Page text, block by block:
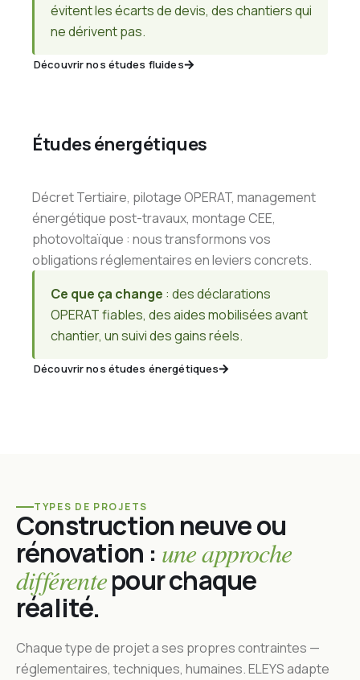
évitent les écarts de devis, des chantiers qui
ne dérivent pas.
Découvrir nos études fluides
Études énergétiques
Décret Tertiaire, pilotage OPERAT, management
énergétique post-travaux, montage CEE,
photovoltaïque : nous transformons vos
obligations réglementaires en leviers concrets.
Ce que ça change : des déclarations
OPERAT fiables, des aides mobilisées avant
chantier, un suivi des gains réels.
Découvrir nos études énergétiques
TYPES DE PROJETS
Construction neuve ou
rénovation : une approche
différentepour chaque
réalité.
Chaque type de projet a ses propres contraintes —
réglementaires, techniques, humaines. ELEYS adapte